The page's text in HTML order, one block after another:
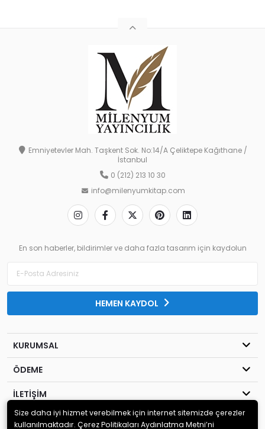
Emniyetevler Mah. Taşkent Sok. No:14/A Çeliktepe Kağıthane /
İstanbul
0 (212) 213 10 30
info@milenyumkitap.com
En son haberler, bildirimler ve daha fazla tasarım için kaydolun
HEMEN KAYDOL
KURUMSAL
ÖDEME
İLETİŞİM
© 2020MİLENYUM YAYINCILIK. Tüm hakları saklıdır.
Size daha iyi hizmet verebilmek için internet sitemizde çerezler
kullanılmaktadır. Çerez Politikaları Aydınlatma Metni’ni